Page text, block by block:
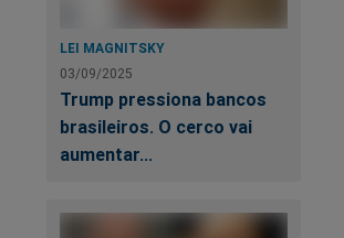
LEI MAGNITSKY
03/09/2025
Trump pressiona bancos
brasileiros. O cerco vai
aumentar...